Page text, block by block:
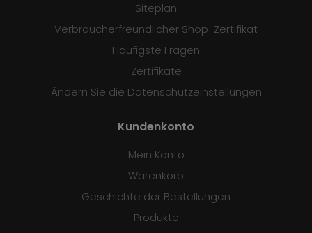
Siteplan
Verbraucherfreundlicher Shop-Zertifikat
Häufigste Fragen
Zertifikate
Ändern Sie die Datenschutzeinstellungen
Kundenkonto
Mein Konto
Warenkorb
Geschichte der Bestellungen
Produkte